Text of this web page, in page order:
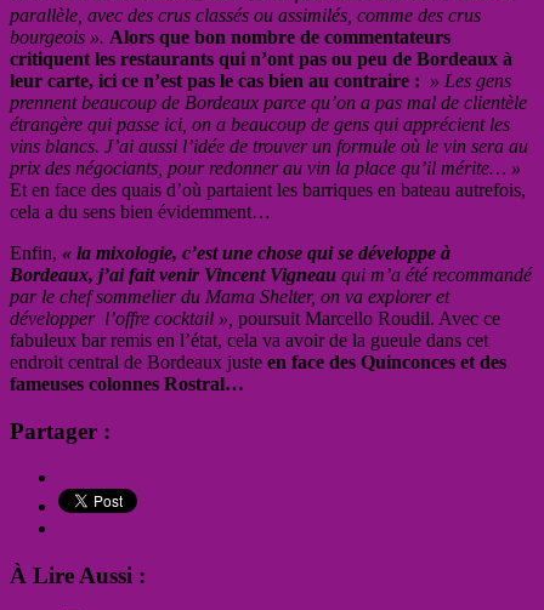
parallèle, avec des crus classés ou assimilés, comme des crus
bourgeois ». Alors que bon nombre de commentateurs
critiquent les restaurants qui n’ont pas ou peu de Bordeaux à
leur carte, ici ce n’est pas le cas bien au contraire : » Les gens
prennent beaucoup de Bordeaux parce qu’on a pas mal de clientèle
étrangère qui passe ici, on a beaucoup de gens qui apprécient les
vins blancs. J’ai aussi l’idée de trouver un formule où le vin sera au
prix des négociants, pour redonner au vin la place qu’il mérite… »
Et en face des quais d’où partaient les barriques en bateau autrefois,
cela a du sens bien évidemment…
Enfin, « la mixologie, c’est une chose qui se développe à
Bordeaux, j’ai fait venir Vincent Vigneau qui m’a été recommandé
par le chef sommelier du Mama Shelter, on va explorer et
développer l’offre cocktail », poursuit Marcello Roudil. Avec ce
fabuleux bar remis en l’état, cela va avoir de la gueule dans cet
endroit central de Bordeaux juste en face des Quinconces et des
fameuses colonnes Rostral…
Partager :
À Lire Aussi :